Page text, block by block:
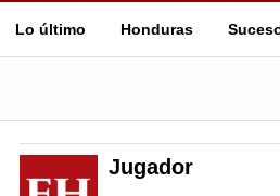
Lo último Honduras
Jugador